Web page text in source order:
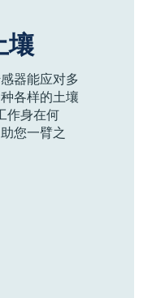
壤
器能应对多
各样的土壤
作身在何
您一臂之